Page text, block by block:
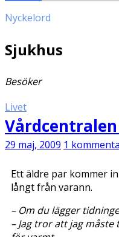
Nyckelord
Sjukhus
Besöker
Livet
Vårdcentralen
29 maj, 2009 1
Ett äldre par kommer
långt från varann.
– Om du lägger
– Jag tror att jag